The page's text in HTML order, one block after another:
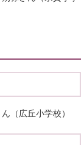
広丘小学校）